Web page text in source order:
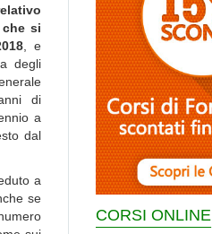
si
, e
degli
di
a
dal
a
se
CORSI ONLINE